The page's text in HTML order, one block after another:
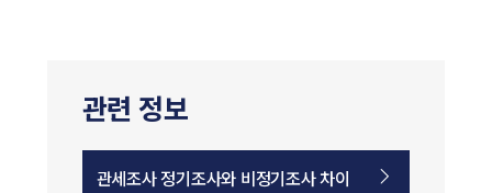
관련 정보
관세조사 정기조사와 비정기조사 차이